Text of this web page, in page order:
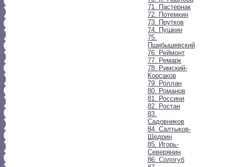
71. Пастернак
72. Потемкин
73. Прутков
74. Пушкин
75.
Пшибышевский
76. Реймонт
77. Ремарк
78. Римский-
Корсаков
79. Роллан
80. Романов
81. Россини
82. Ростан
83.
Садовников
84. Салтыков-
Щедрин
85. Игорь-
Северянин
86. Сологуб